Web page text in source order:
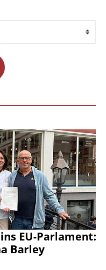
EU-Parlament:
Barley